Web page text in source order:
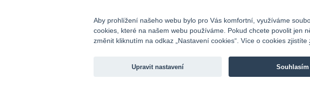
Fio banka
Fio banka je
Aby prohlížení našeho webu bylo pro Vás komfortní, využíváme
cookies, které na našem webu používáme. Pokud chcete povolit jen
změnit kliknutím na odkaz „Nastavení cookies“. Více o cookies zjistíte
Upravit nastavení Souhlasím